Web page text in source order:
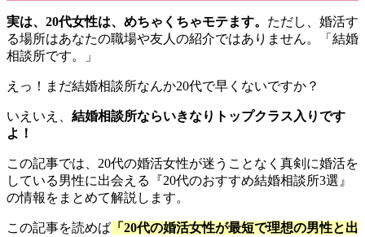
実は、20代女性は、めちゃくちゃモテます。 ただし、婚活す
る場所はあなたの職場や友人の紹介ではありません。「結婚
相談所です。」
えっ！まだ結婚相談所なんか20代で早くないですか？
いえいえ、 結婚相談所ならいきなりトップクラス入りです
よ！
この記事では、20代の婚活女性が迷うことなく真剣に婚活を
している男性に出会える『20代のおすすめ結婚相談所3選』
の情報をまとめて解説します。
この記事を読めば 「20代の婚活女性が最短で理想の男性と出